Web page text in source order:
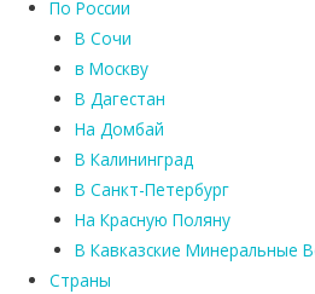
По России
В Сочи
в Москву
В Дагестан
На Домбай
В Калининград
В Санкт-Петербург
На Красную Поляну
В Кавказские Минеральные
Страны